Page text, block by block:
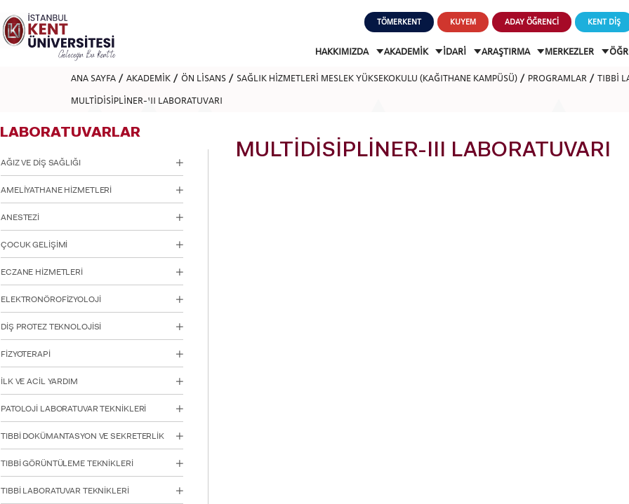
dikkat:
Bu
web
sitesini,
okuyucu
engellilere
ayarlamak
için
Control-
F11'e
basın;
Erişilebilirlik
menüsünü
için
Control-
basın.
TÖMERKENT KUYEM ADAY ÖĞRENCİ KENT DİŞ
HAKKIMIZDA AKADEMİK İDARİ ARAŞTIRMA MERKEZLER
ANA SAYFA AKADEMİK ÖN LİSANS SAĞLIK HİZMETLERİ MESLEK YÜKSEKOKULU (KAĞITHANE KAMPÜSÜ) PROGRAMLAR TIBBİ
MULTİDİSİPLİNER-III LABORATUVARI
LABORATUVARLAR
AĞIZ VE DİŞ SAĞLIĞI
AMELİYATHANE HİZMETLERİ
ANESTEZİ
ÇOCUK GELİŞİMİ
ECZANE HİZMETLERİ
ELEKTRONÖROFİZYOLOJİ
DİŞ PROTEZ TEKNOLOJİSİ
FİZYOTERAPİ
İLK VE ACİL YARDIM
PATOLOJİ LABORATUVAR TEKNİKLERİ
TIBBİ DOKÜMANTASYON VE SEKRETERLİK
TIBBİ GÖRÜNTÜLEME TEKNİKLERİ
TIBBİ LABORATUVAR TEKNİKLERİ
MULTİDİSİPLİNER-III LABORATUVARI